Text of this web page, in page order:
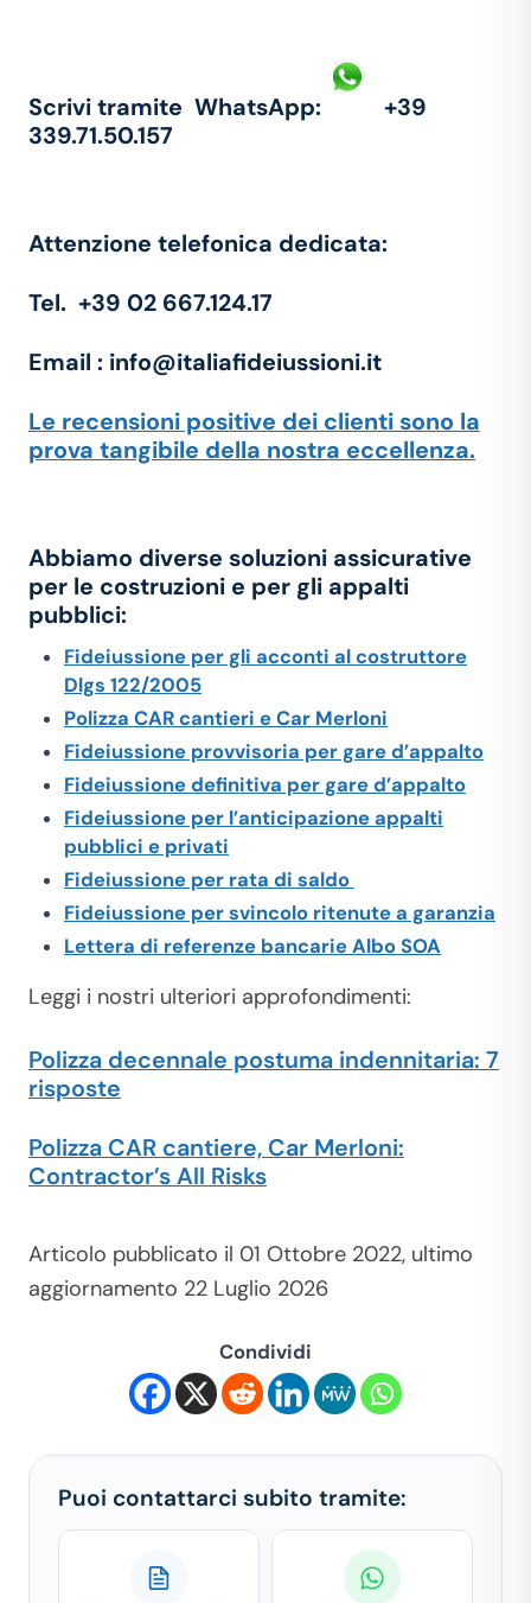
Scrivi tramite WhatsApp:
+39
339.71.50.157
Attenzione telefonica dedicata:
Tel. +39 02 667.124.17
Email : info@italiafideiussioni.it
Le recensioni positive dei clienti sono la
prova tangibile della nostra eccellenza.
Abbiamo diverse soluzioni assicurative
per le costruzioni e per gli appalti
pubblici:
Fideiussione per gli acconti al costruttore
Dlgs 122/2005
Polizza CAR cantieri e Car Merloni
Fideiussione provvisoria per gare d’appalto
Fideiussione definitiva per gare d’appalto
Fideiussione per l’anticipazione appalti
pubblici e privati
Fideiussione per rata di saldo
Fideiussione per svincolo ritenute a garanzia
Lettera di referenze bancarie Albo SOA
Leggi i nostri ulteriori approfondimenti:
Polizza decennale postuma indennitaria: 7
risposte
Polizza CAR cantiere, Car Merloni:
Contractor’s All Risks
Articolo pubblicato il 01 Ottobre 2022, ultimo
aggiornamento 22 Luglio 2026
Condividi
Puoi contattarci subito tramite: